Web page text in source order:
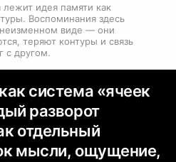
лежит идея памяти как
Воспоминания здесь
неизменном виде — они
теряют контуры и связь
с другом.
система «ячеек
разворот
отдельный
мысли, ощущение,